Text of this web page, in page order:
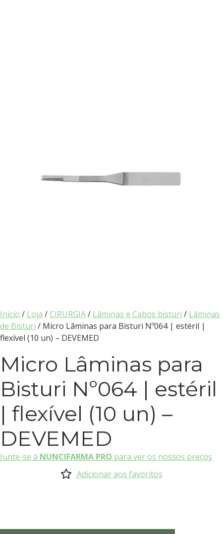
Início / Loja /CIRURGIA/ Lâminas e Cabos bisturi / Lâminas
de Bisturi / Micro Lâminas para Bisturi Nº064 | estéril |
flexível (10 un) – DEVEMED
Micro Lâminas para
Bisturi Nº064 | estéril
| flexível (10 un) –
DEVEMED
Junte-se à NUNCIFARMA PRO para ver os nossos preços
Adicionar aos favoritos